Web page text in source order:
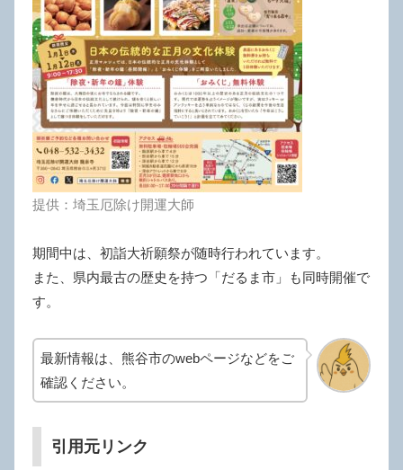
提供：埼玉厄除け開運大師
期間中は、初詣大祈願祭が随時行われています。
また、県内最古の歴史を持つ「だるま市」も同時開催で
す。
最新情報は、熊谷市のwebページなどをご
確認ください。
引用元リンク